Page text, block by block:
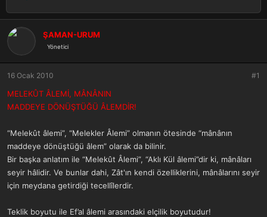
n
b
a
ş
a
a
n
ş
a
t
a
h
i
ŞAMAN-URUM
Yönetici
16 Ocak 2010 #1
MELEKÛT ÂLEMİ, MÂNÂNIN
MADDEYE DÖNÜŞTÜĞÜ ÂLEMDİR!
“Melekût âlemi”, “Melekler Âlemi” olmanın ötesinde “mânânın
maddeye dönüştüğü âlem” olarak da bilinir.
Bir başka anlatım ile “Melekût Âlemi”, “Aklı Kül âlemi”dir ki, mânâları
seyir hâlidir. Ve bunlar dahi, Zât'ın kendi özelliklerini, mânâlarını seyir
için meydana getirdiği tecellîlerdir.
Teklik boyutu ile Ef’al âlemi arasındaki elçilik boyutudur!